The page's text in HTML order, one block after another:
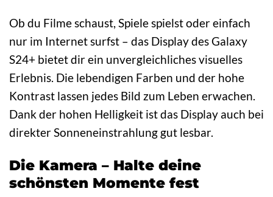
Ob du Filme schaust, Spiele spielst oder einfach
nur im Internet surfst – das Display des Galaxy
S24+ bietet dir ein unvergleichliches visuelles
Erlebnis. Die lebendigen Farben und der hohe
Kontrast lassen jedes Bild zum Leben erwachen.
Dank der hohen Helligkeit ist das Display auch bei
direkter Sonneneinstrahlung gut lesbar.
Die Kamera – Halte deine
schönsten Momente fest